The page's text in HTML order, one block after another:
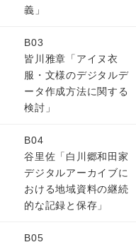
義」
B03
皆川雅章「アイヌ衣
服・文様のデジタルデ
ータ作成方法に関する
検討」
B04
谷里佐「白川郷和田家
デジタルアーカイブに
おける地域資料の継続
的な記録と保存」
B05